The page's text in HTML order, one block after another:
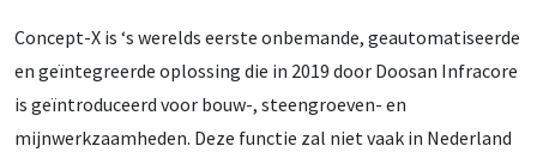
Concept-X is ‘s werelds eerste onbemande, geautomatiseerde
en geïntegreerde oplossing die in 2019 door Doosan Infracore
is geïntroduceerd voor bouw-, steengroeven- en
mijnwerkzaamheden. Deze functie zal niet vaak in Nederland